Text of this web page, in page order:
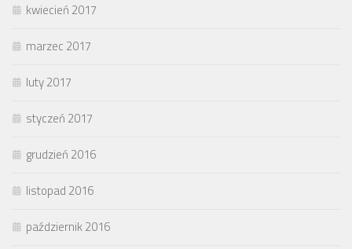
kwiecień 2017
marzec 2017
luty 2017
styczeń 2017
grudzień 2016
listopad 2016
październik 2016